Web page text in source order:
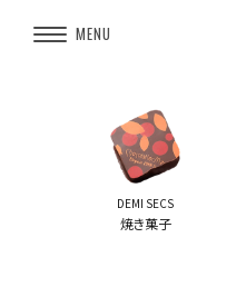
DEMI SECS
焼き菓子